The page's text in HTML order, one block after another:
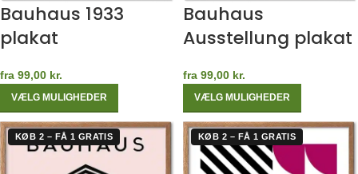
Bauhaus 1933
plakat
fra 99,00 kr.
VÆLG MULIGHEDER
Bauhaus
Ausstellung plakat
fra 99,00 kr.
VÆLG MULIGHEDER
KØB 2 – FÅ 1 GRATIS KØB 2 – FÅ 1 GRATIS